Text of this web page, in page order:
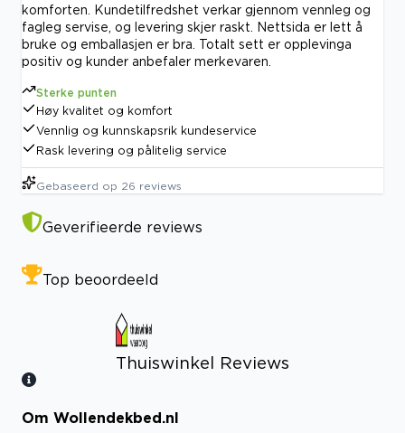
komforten. Kundetilfredshet verkar gjennom vennleg og
fagleg servise, og levering skjer raskt. Nettsida er lett å
bruke og emballasjen er bra. Totalt sett er opplevinga
positiv og kunder anbefaler merkevaren.
Sterke punten
Høy kvalitet og komfort
Vennlig og kunnskapsrik kundeservice
Rask levering og pålitelig service
Gebaseerd op 26 reviews
Geverifieerde reviews
Top beoordeeld
Thuiswinkel Reviews
Bekijk certificaat
Om Wollendekbed.nl